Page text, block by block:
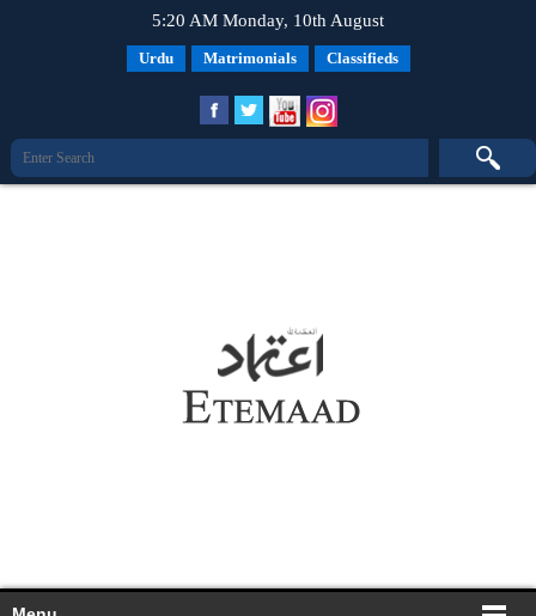
5:20 AM Monday, 10th August
Urdu Matrimonials Classifieds